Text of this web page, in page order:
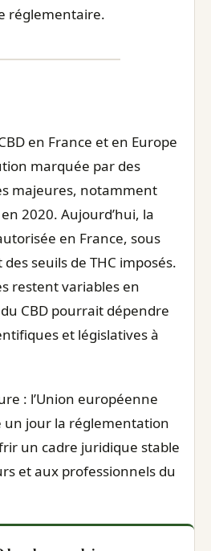
réglementaire.
en France et en Europe
marquée par des
majeures, notamment
2020. Aujourd’hui, la
en France, sous
seuils de THC imposés.
restent variables en
CBD pourrait dépendre
et législatives à
: l’Union européenne
un jour la réglementation
un cadre juridique stable
et aux professionnels du